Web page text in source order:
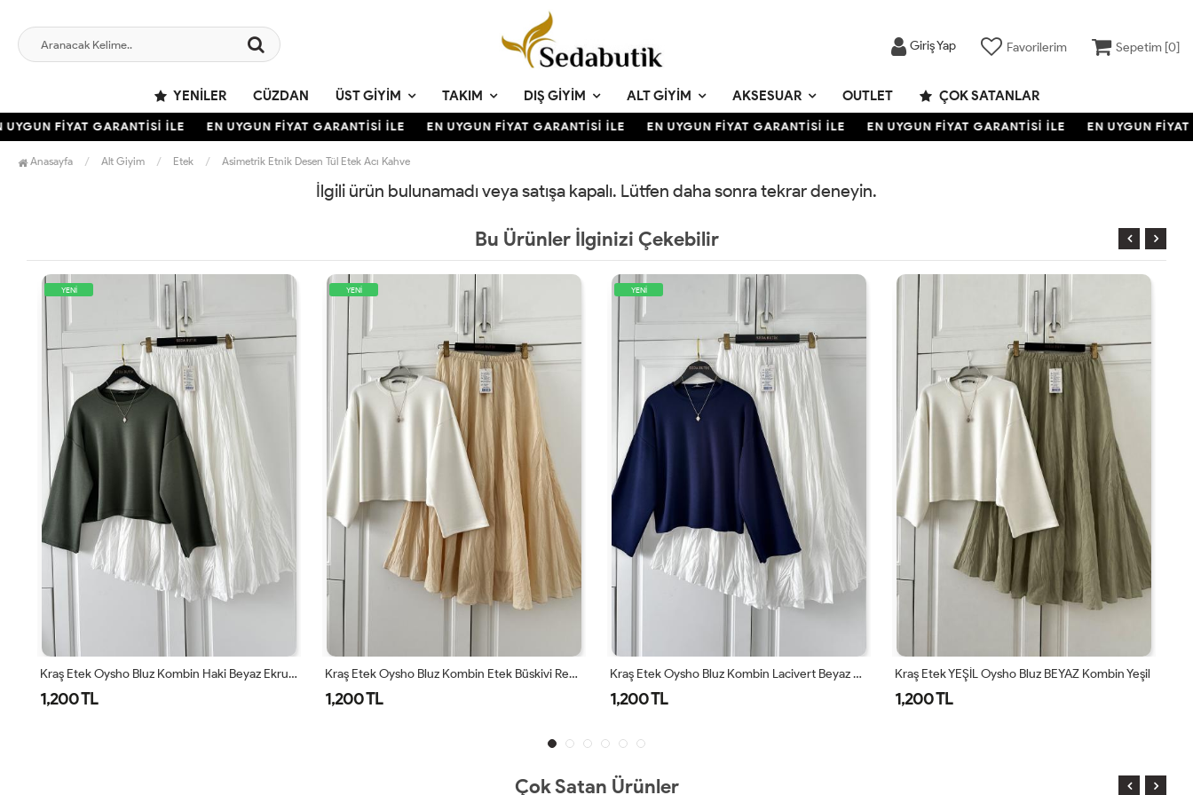
Giriş Yap Favorilerim Sepetim [0]
YENILER CÜZDAN ÜST GIYIM TAKIM DIŞ GIYIM ALT GIYIM AKSESUAR OUTLET ÇOK SATANLAR
FİYAT GARANTİSİ İLE EN UYGUN FİYAT GARANTİSİ İLE EN UYGUN FİYAT GARANTİSİ İLE EN UYGUN FİYAT GARANTİSİ İLE EN UYGUN FİYAT GARANTİSİ İLE EN UYGUN FİYAT
Anasayfa Alt Giyim Etek Asimetrik Etnik Desen Tül Etek Acı Kahve
İlgili ürün bulunamadı veya satışa kapalı. Lütfen daha sonra tekrar deneyin.
Bu Ürünler İlginizi Çekebilir
YENİ
Kraş Etek Oysho Bluz Kombin Haki Beyaz Ekru Haki
1,200 TL
YENİ
Kraş Etek Oysho Bluz Kombin Etek Büskivi Rengi Bluz Beyaz Bej
1,200 TL
YENİ
Kraş Etek Oysho Bluz Kombin Lacivert Beyaz Ekru Lacivert
1,200 TL
Kraş Etek YEŞİL Oysho Bluz BEYAZ Kombin Yeşil
1,200 TL
Çok Satan Ürünler